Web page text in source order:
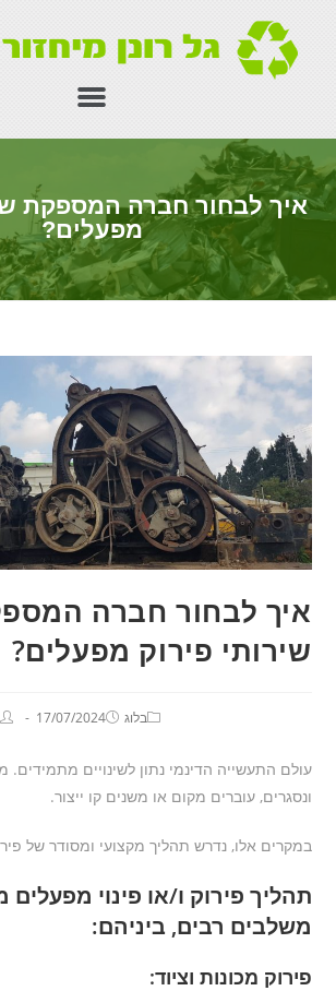
איך לבחור חברה המספקת
מפעלים?
איך לבחור חברה
שירותי פירוק מפעלים?
17/07/2024 בלוג
עולם התעשייה הדינמי נתון לשינויים
ונסגרים, עוברים מקום או משנים קו ייצור.
במקרים אלו, נדרש תהליך מקצועי ומסודר של
תהליך פירוק ו/או פינוי מפעלים
משלבים רבים, ביניהם:
פירוק מכונות וציוד: